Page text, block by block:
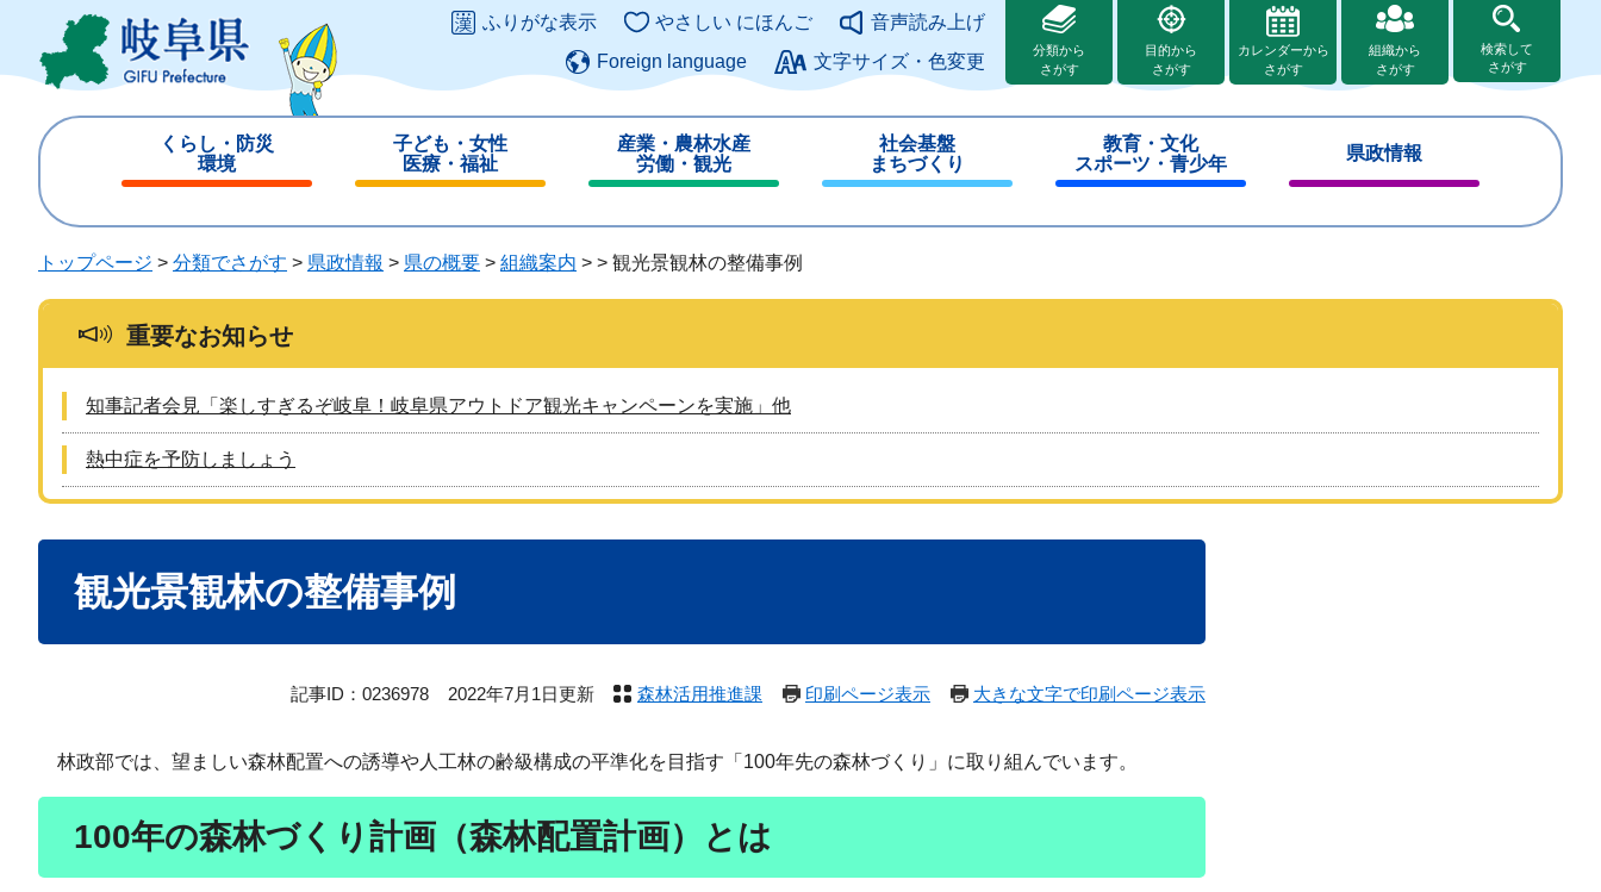
ジ
ュ
このページの本文へ
ふりがな表示 やさしい にほんご
音声読み上げ
Foreign language
文字サイズ・色変更
分類から
さがす
目的から
さがす
カレンダーから
さがす
組織から
さがす
検索して
さがす
くらし・防災
環境
じ
子ども・女性
医療・福祉
じ
る
産業・農林水産
労働・観光
じ
社会基盤
まちづくり
じ
教育・文化
スポーツ・青少年
じ
県政情報
じ
トップページ > 分類でさがす > 県政情報 > 県の概要 > 組織案内 > > 観光景観林の整備事例
重要なお知らせ
知事記者会見「楽しすぎるぞ岐阜！岐阜県アウトドア観光キャンペーンを実施」他
熱中症を予防しましょう
観光景観林の整備事例
記事ID：0236978 2022年7月1日更新 森林活用推進課 印刷ページ表示 大きな文字で印刷ページ表示
林政部では、望ましい森林配置への誘導や人工林の齢級構成の平準化を目指す「100年先の森林づくり」に取り組んでいます。
100年の森林づくり計画（森林配置計画）とは